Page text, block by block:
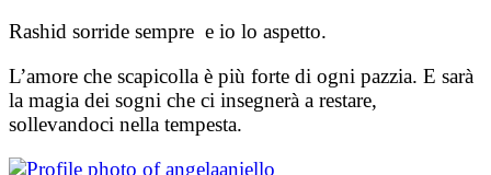
Rashid sorride sempre e io lo aspetto.
L’amore che scapicolla è più forte di ogni pazzia. E sarà
la magia dei sogni che ci insegnerà a restare,
sollevandoci nella tempesta.